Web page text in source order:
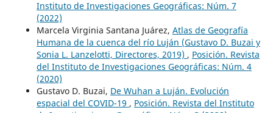
Instituto de Investigaciones Geográficas: Núm. 7
(2022)
Marcela Virginia Santana Juárez, Atlas de Geografía
Humana de la cuenca del río Luján (Gustavo D. Buzai y
Sonia L. Lanzelotti, Directores, 2019) , Posición. Revista
del Instituto de Investigaciones Geográficas: Núm. 4
(2020)
Gustavo D. Buzai, De Wuhan a Luján. Evolución
espacial del COVID-19 , Posición. Revista del Instituto